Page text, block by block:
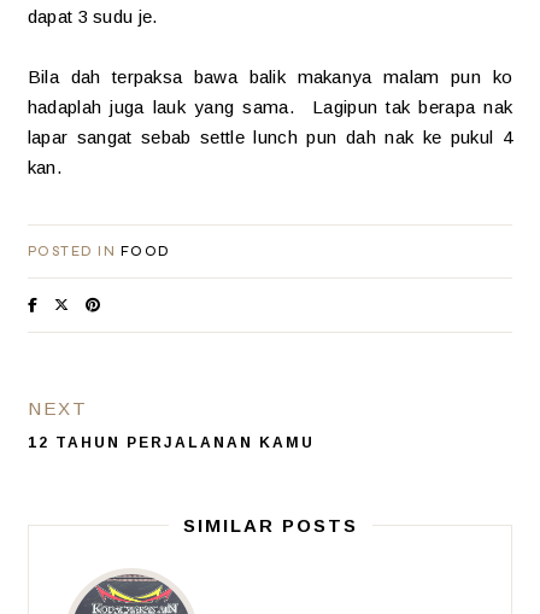
dapat 3 sudu je.
Bila dah terpaksa bawa balik makanya malam pun ko
hadaplah juga lauk yang sama. Lagipun tak berapa nak
lapar sangat sebab settle lunch pun dah nak ke pukul 4
kan.
POSTED IN FOOD
NEXT
12 TAHUN PERJALANAN KAMU
SIMILAR POSTS